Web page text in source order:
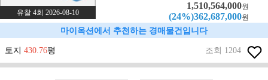
유찰 4회 2026-08-10
1,510,564,000원
(24%)362,687,000원
마이옥션에서 추천하는 경매물건입니다
토지 430.76평 조회 1204